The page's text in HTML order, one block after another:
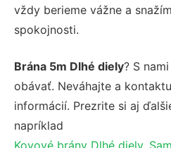
vždy berieme vážne a
spokojnosti.
Brána 5m Dlhé diely? S
obávať. Neváhajte a
informácií. Prezrite si aj
napríklad
Kovové brány Dlhé diely,